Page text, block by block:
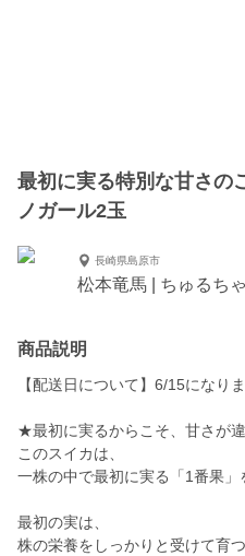
最初に実る特別な甘さの
ノガール2玉
長崎県島原市
松本竜馬 | ちゅるち
商品説明
【配送日について】6/15になりま
★最初に実るからこそ、甘さが
このスイカは、
一株の中で最初に実る「1番果」
最初の実は、
株の栄養をしっかりと受けて育つ